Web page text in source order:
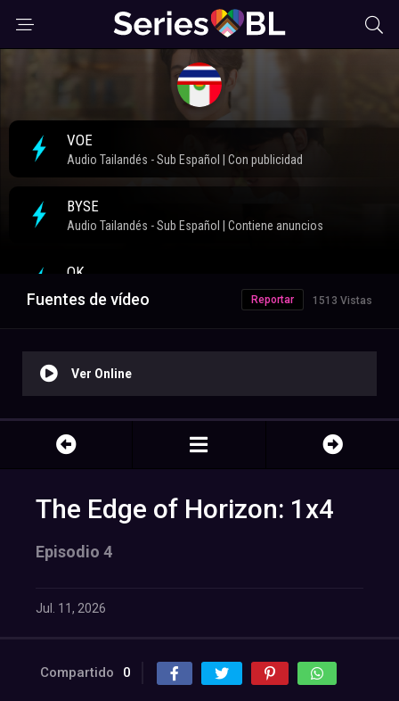
Fuentes de vídeo 1513 Vistas
Reportar
Ver Online
The Edge of Horizon: 1x4
Episodio 4
Jul. 11, 2026
Compartido 0